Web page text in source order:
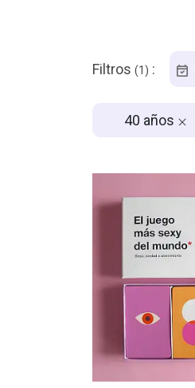
Filtros (1) :
40 años